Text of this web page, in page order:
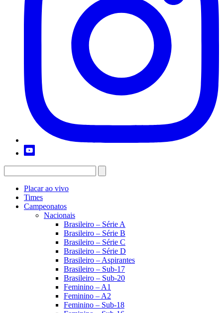
Placar ao vivo
Times
Campeonatos
Nacionais
Brasileiro – Série A
Brasileiro – Série B
Brasileiro – Série C
Brasileiro – Série D
Brasileiro – Aspirantes
Brasileiro – Sub-17
Brasileiro – Sub-20
Feminino – A1
Feminino – A2
Feminino – Sub-18